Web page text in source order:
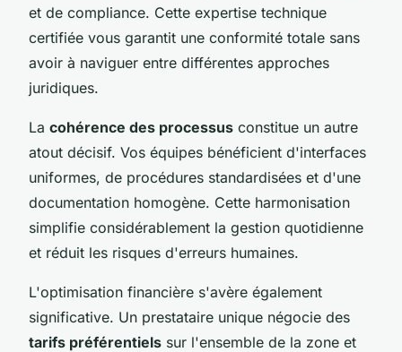
et de compliance. Cette expertise technique
certifiée vous garantit une conformité totale sans
avoir à naviguer entre différentes approches
juridiques.
La cohérence des processus constitue un autre
atout décisif. Vos équipes bénéficient d'interfaces
uniformes, de procédures standardisées et d'une
documentation homogène. Cette harmonisation
simplifie considérablement la gestion quotidienne
et réduit les risques d'erreurs humaines.
L'optimisation financière s'avère également
significative. Un prestataire unique négocie des
tarifs préférentiels sur l'ensemble de la zone et